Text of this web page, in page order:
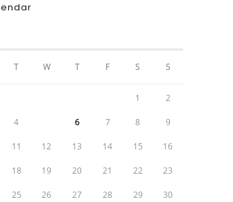
T W T F S S
1 2
4 6 7 8 9
11 12 13 14 15 16
18 19 20 21 22 23
25 26 27 28 29 30